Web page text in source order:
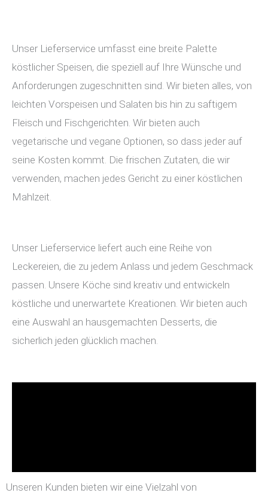
Unser Lieferservice umfasst eine breite Palette
köstlicher Speisen, die speziell auf Ihre Wünsche und
Anforderungen zugeschnitten sind. Wir bieten alles, von
leichten Vorspeisen und Salaten bis hin zu saftigem
Fleisch und Fischgerichten. Wir bieten auch
vegetarische und vegane Optionen, so dass jeder auf
seine Kosten kommt. Die frischen Zutaten, die wir
verwenden, machen jedes Gericht zu einer köstlichen
Mahlzeit.
Unser Lieferservice liefert auch eine Reihe von
Leckereien, die zu jedem Anlass und jedem Geschmack
passen. Unsere Köche sind kreativ und entwickeln
köstliche und unerwartete Kreationen. Wir bieten auch
eine Auswahl an hausgemachten Desserts, die
sicherlich jeden glücklich machen.
Unseren Kunden bieten wir eine Vielzahl von